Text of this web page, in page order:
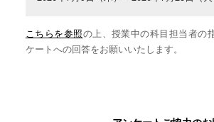
こちらを参照の上、授業中の科目担当者の
ケートへの回答をお願いいたします。